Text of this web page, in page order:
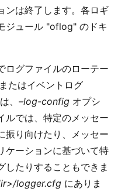
ンは終了します。各ロギ
ジュール "oflog" のドキ
ログファイルのローテー
たはイベントログ
、 –log-config オプシ
ルでは、特定のメッセー
振り向けたり、メッセー
ケーションに基づいて特
したりすることもできま
logger.cfg にありま